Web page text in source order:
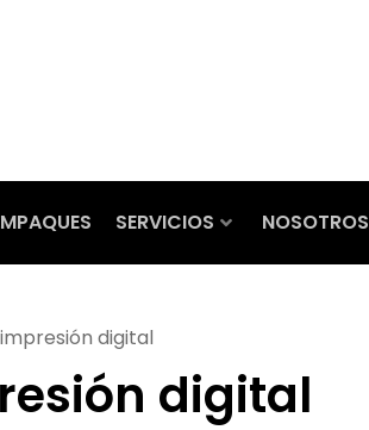
SERVICIOS NOSOTROS
digital
digital